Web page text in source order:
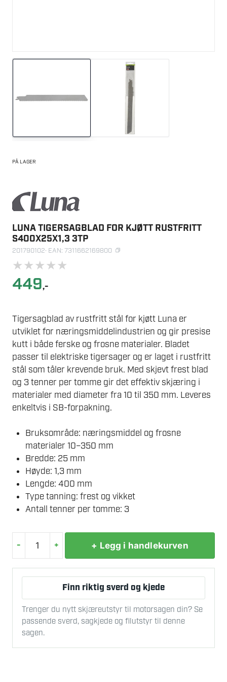
PÅ LAGER
LUNA TIGERSAGBLAD FOR KJØTT RUSTFRITT
S400X25X1,3 3TP
201790102· EAN: 7311662169800
★★★★★
449,-
Tigersagblad av rustfritt stål for kjøtt Luna er
utviklet for næringsmiddelindustrien og gir presise
kutt i både ferske og frosne materialer. Bladet
passer til elektriske tigersager og er laget i rustfritt
stål som tåler krevende bruk. Med skjevt frest blad
og 3 tenner per tomme gir det effektiv skjæring i
materialer med diameter fra 10 til 350 mm. Leveres
enkeltvis i SB-forpakning.
Bruksområde: næringsmiddel og frosne
materialer 10–350 mm
Bredde: 25 mm
Høyde: 1,3 mm
Lengde: 400 mm
Type tanning: frest og vikket
Antall tenner per tomme: 3
-
FOR
KJØTT
RUSTFRITT
S400X25X1,3
3TP
+ + Legg i handlekurven
Finn riktig sverd og kjede
Trenger du nytt skjæreutstyr til motorsagen din? Se
passende sverd, sagkjede og filutstyr til denne
sagen.